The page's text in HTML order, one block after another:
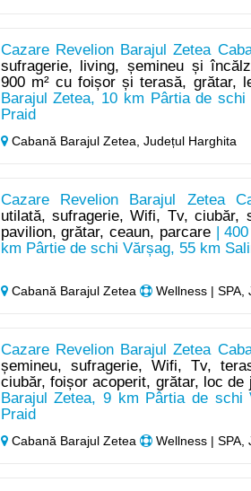
Cazare Revelion Barajul Zetea
sufragerie, living, șemineu și
900 m² cu foișor și terasă, grătar,
Barajul Zetea, 10 km Pârtia de
Praid
Cabană Barajul Zetea, Județul Harghita
Cazare Revelion Barajul Zetea
utilată, sufragerie, Wifi, Tv, ciubăr,
pavilion, grătar, ceaun, parcare| 400
km Pârtie de schi Vărșag, 55 km
Cabană Barajul Zetea Wellness | SPA,
Cazare Revelion Barajul Zetea
șemineu, sufragerie, Wifi, Tv,
ciubăr, foișor acoperit, grătar, loc de
Barajul Zetea, 9 km Pârtia de schi
Praid
Cabană Barajul Zetea Wellness | SPA,